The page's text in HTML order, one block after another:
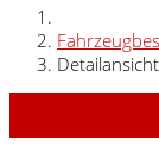
Detailansicht